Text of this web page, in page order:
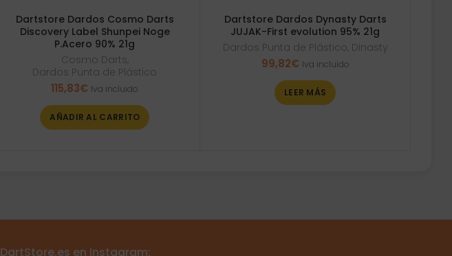
Dartstore Dardos Cosmo Darts
Discovery Label Shunpei Noge
P.Acero 90% 21g
Cosmo Darts,
Dardos Punta de Plástico
115,83€ Iva incluido
AÑADIR AL CARRITO
Dartstore Dardos Dynasty Darts
JUJAK-First evolution 95% 21g
Dardos Punta de Plástico, Dinasty
99,82€ Iva incluido
LEER MÁS
DartStore.es en Instagram: